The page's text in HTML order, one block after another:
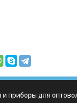
приборы для